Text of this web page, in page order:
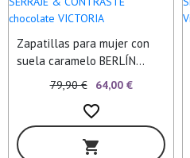
Zapatillas para mujer con
suela caramelo BERLÍN
CICLISTA SERRAJE &
79,90 € 64,00 €
favorite_border
shopping_cart